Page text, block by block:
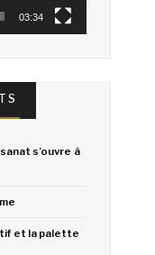
03:34
s’ouvre à
et la palette